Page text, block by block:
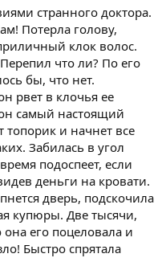
странного доктора.
Потерла голову,
клок волос.
что ли? По его
бы, что нет.
рвет в клочья ее
самый настоящий
топорик и начнет все
Забилась в угол
подоспеет, если
деньги на кровати.
дверь, подскочила
купюры. Две тысячи,
она его поцеловала и
Быстро спрятала